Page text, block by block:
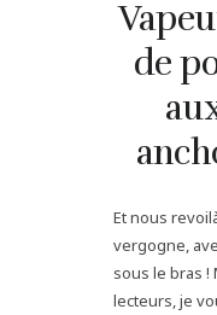
de
Et nous
vergogne,
sous le bras !
lecteurs, je